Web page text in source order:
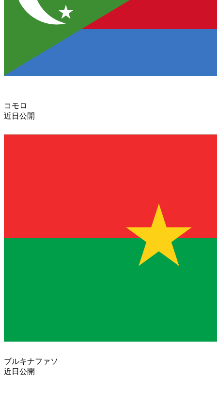
コモロ
近日公開
ブルキナファソ
近日公開